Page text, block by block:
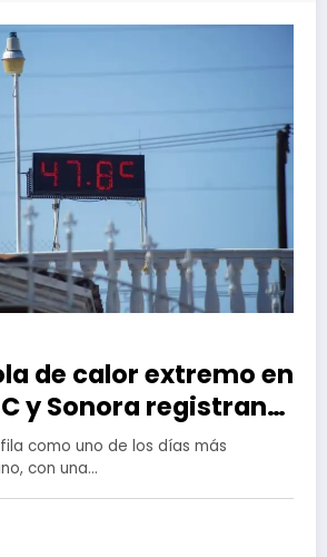
de calor extremo en
y Sonora registran
más altas del
como uno de los días más
con una…